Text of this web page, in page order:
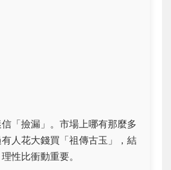
「撿漏」。市場上哪有那麼多
人花大錢買「祖傳古玉」，結
性比衝動重要。